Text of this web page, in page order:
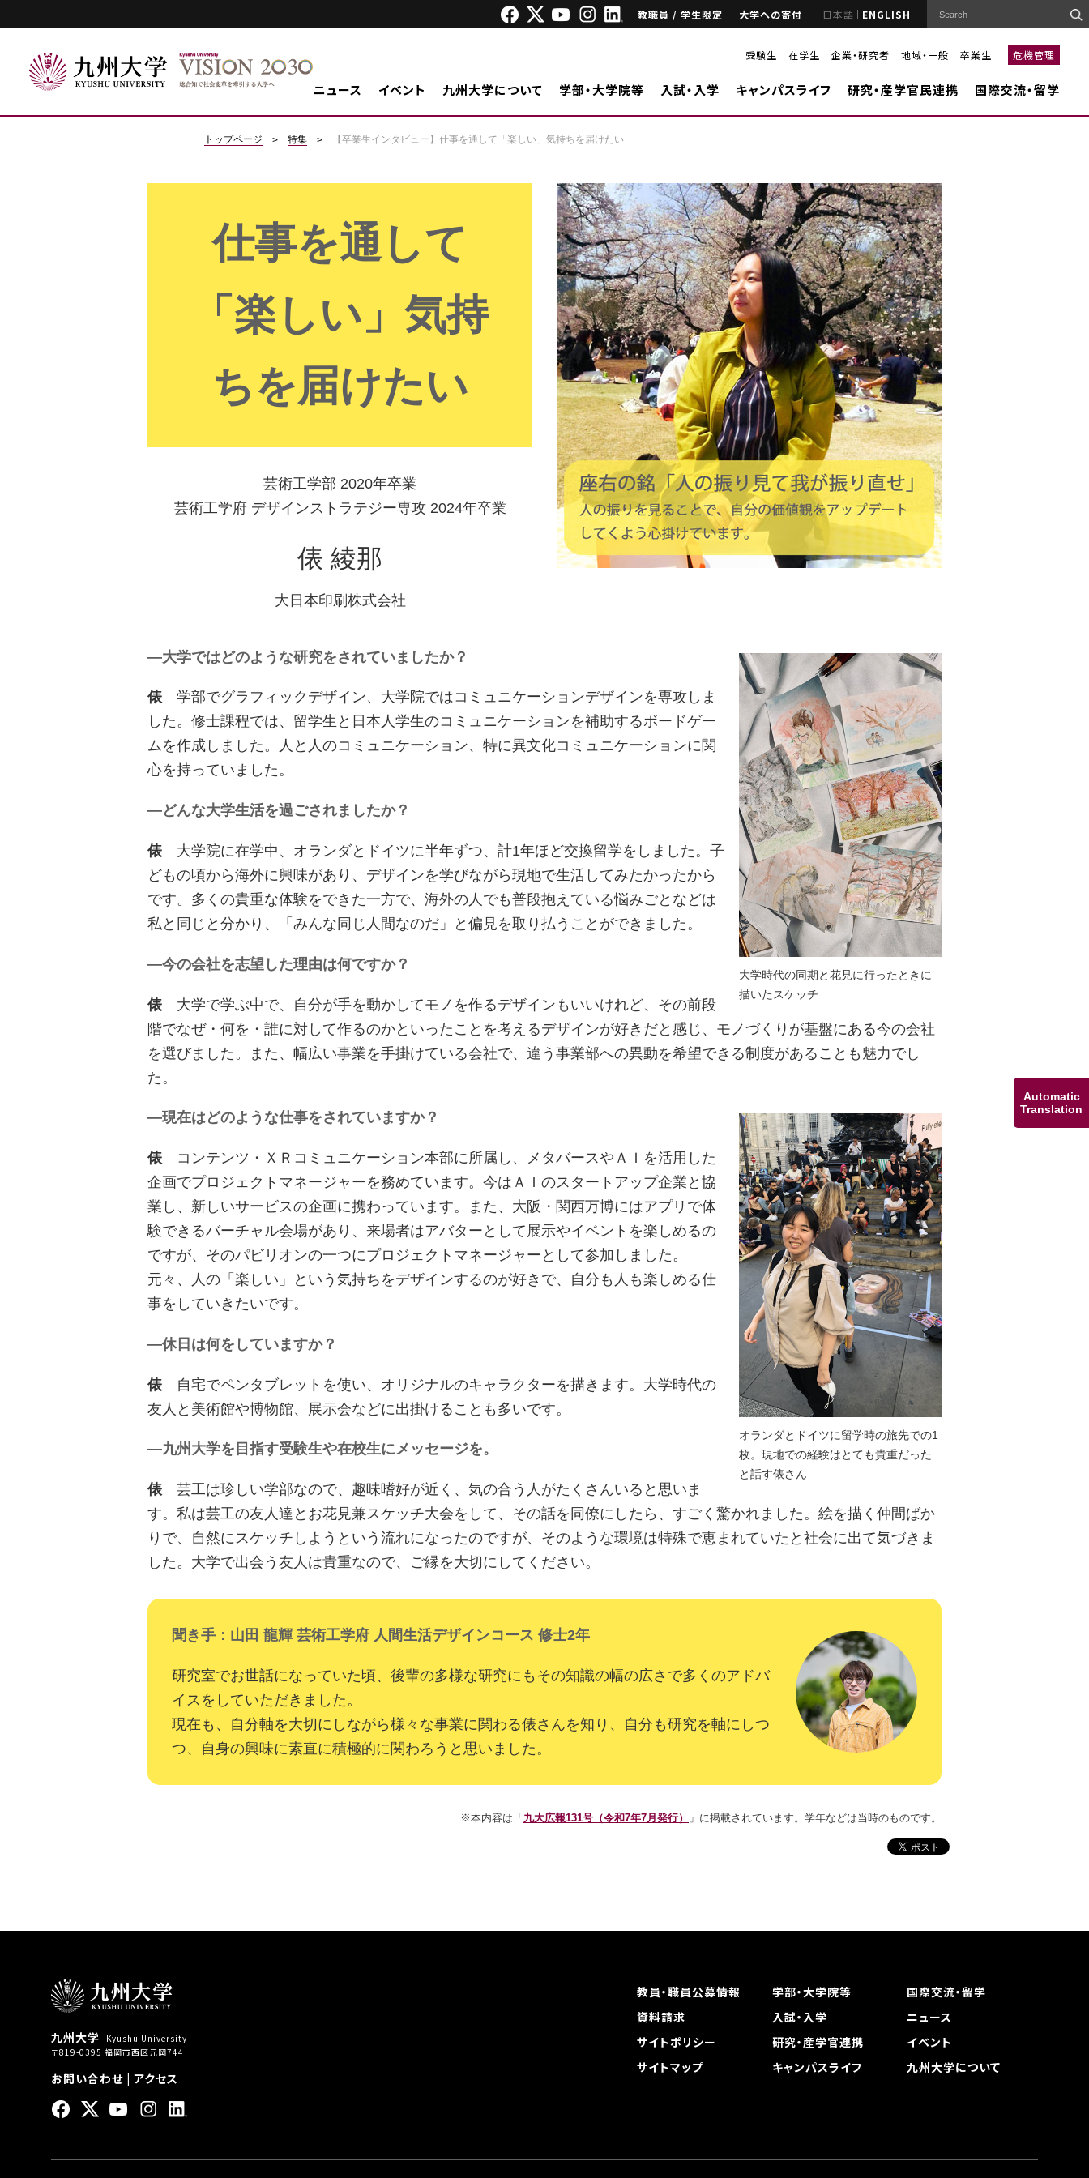
Automatic
Translation
教職員 / 学生限定 大学への寄付 日本語 ENGLISH
受験生 在学生 企業・研究者 地域・一般 卒業生 危機管理
ニュース イベント 九州大学について 学部・大学院等 入試・入学 キャンパスライフ 研究・産学官民連携 国際交流・留学
トップページ 特集 【卒業生インタビュー】仕事を通して「楽しい」気持ちを届けたい
仕事を通して
「楽しい」気持
ちを届けたい
芸術工学部 2020年卒業
芸術工学府 デザインストラテジー専攻 2024年卒業
俵 綾那
大日本印刷株式会社
大学時代の同期と花見に行ったときに
描いたスケッチ
―大学ではどのような研究をされていましたか？
俵 学部でグラフィックデザイン、大学院ではコミュニケーションデザインを専攻しま
した。修士課程では、留学生と日本人学生のコミュニケーションを補助するボードゲー
ムを作成しました。人と人のコミュニケーション、特に異文化コミュニケーションに関
心を持っていました。
―どんな大学生活を過ごされましたか？
俵 大学院に在学中、オランダとドイツに半年ずつ、計1年ほど交換留学をしました。子
どもの頃から海外に興味があり、デザインを学びながら現地で生活してみたかったから
です。多くの貴重な体験をできた一方で、海外の人でも普段抱えている悩みごとなどは
私と同じと分かり、「みんな同じ人間なのだ」と偏見を取り払うことができました。
―今の会社を志望した理由は何ですか？
俵 大学で学ぶ中で、自分が手を動かしてモノを作るデザインもいいけれど、その前段
階でなぜ・何を・誰に対して作るのかといったことを考えるデザインが好きだと感じ、モノづくりが基盤にある今の会社
を選びました。また、幅広い事業を手掛けている会社で、違う事業部への異動を希望できる制度があることも魅力でし
た。
オランダとドイツに留学時の旅先での1
枚。現地での経験はとても貴重だった
と話す俵さん
―現在はどのような仕事をされていますか？
俵 コンテンツ・ＸＲコミュニケーション本部に所属し、メタバースやＡＩを活用した
企画でプロジェクトマネージャーを務めています。今はＡＩのスタートアップ企業と協
業し、新しいサービスの企画に携わっています。また、大阪・関西万博にはアプリで体
験できるバーチャル会場があり、来場者はアバターとして展示やイベントを楽しめるの
ですが、そのパビリオンの一つにプロジェクトマネージャーとして参加しました。
元々、人の「楽しい」という気持ちをデザインするのが好きで、自分も人も楽しめる仕
事をしていきたいです。
―休日は何をしていますか？
俵 自宅でペンタブレットを使い、オリジナルのキャラクターを描きます。大学時代の
友人と美術館や博物館、展示会などに出掛けることも多いです。
―九州大学を目指す受験生や在校生にメッセージを。
俵 芸工は珍しい学部なので、趣味嗜好が近く、気の合う人がたくさんいると思いま
す。私は芸工の友人達とお花見兼スケッチ大会をして、その話を同僚にしたら、すごく驚かれました。絵を描く仲間ばか
りで、自然にスケッチしようという流れになったのですが、そのような環境は特殊で恵まれていたと社会に出て気づきま
した。大学で出会う友人は貴重なので、ご縁を大切にしてください。
聞き手：山田 龍輝 芸術工学府 人間生活デザインコース 修士2年
研究室でお世話になっていた頃、後輩の多様な研究にもその知識の幅の広さで多くのアドバ
イスをしていただきました。
現在も、自分軸を大切にしながら様々な事業に関わる俵さんを知り、自分も研究を軸にしつ
つ、自身の興味に素直に積極的に関わろうと思いました。
※本内容は「 九大広報131号（令和7年7月発行） 」に掲載されています。学年などは当時のものです。
九州大学
Kyushu University
〒819-0395 福岡市西区元岡744
お問い合わせ |アクセス
教員・職員公募情報 学部・大学院等
国際交流・留学
資料請求
入試・入学
ニュース
サイトポリシー
研究・産学官連携
イベント
サイトマップ
キャンパスライフ 九州大学について